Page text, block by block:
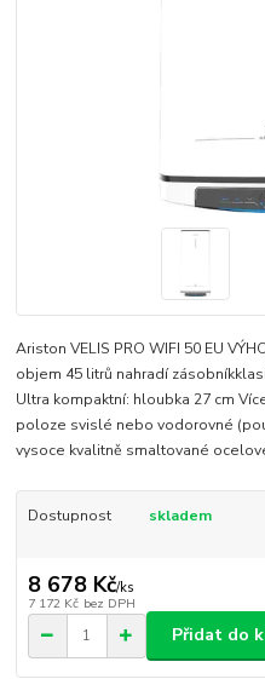
Ariston VELIS PRO WIFI 50 EU
objem 45 litrů nahradí
Ultra kompaktní: hloubka 27 cm
poloze svislé nebo vodorovné
vysoce kvalitně smaltované
Dostupnost skladem
8 678 Kč/ks
7 172 Kč bez DPH
Přidat do